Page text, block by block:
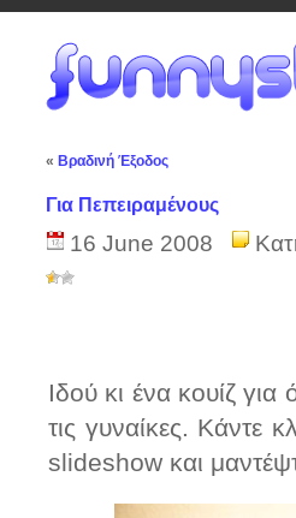
« Βραδινή Έξοδος
Για Πεπειραμένους
16 June 2008
Ιδού κι ένα κουίζ
τις γυναίκες. Κάντε
slideshow και